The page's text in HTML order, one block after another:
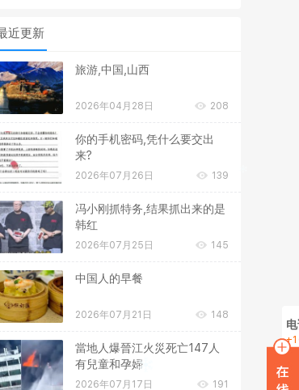
近更新
旅游,中国,山西
2026年04月28日 208
你的手机密码,凭什么要交出
来?
2026年07月26日 139
冯小刚抓特务,结果抓出来的是
韩红
2026年07月25日 145
中国人的早餐
2026年07月21日 148
當地人爆晉江火災死亡147人
有兒童和孕婦
2026年07月17日 191